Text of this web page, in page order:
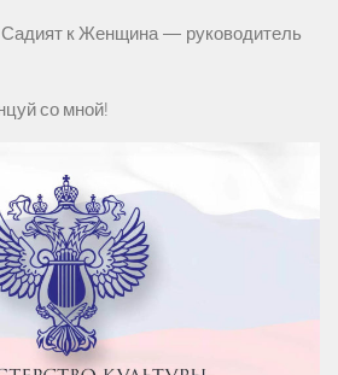
кЖенщина — руководитель
со мной!